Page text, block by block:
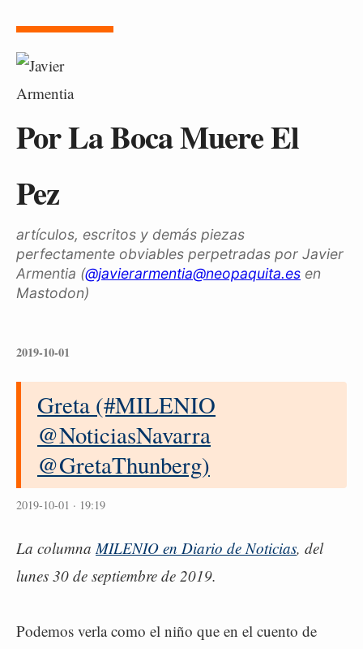
Por La Boca Muere El
Pez
artículos, escritos y demás piezas
perfectamente obviables perpetradas por Javier
Armentia (@javierarmentia@neopaquita.es en
Mastodon)
2019-10-01
Greta (#MILENIO
@NoticiasNavarra
@GretaThunberg)
2019-10-01 · 19:19
La columnaMILENIO en Diario de Noticias, del
lunes 30 de septiembre de 2019.
Podemos verla como el niño que en el cuento de